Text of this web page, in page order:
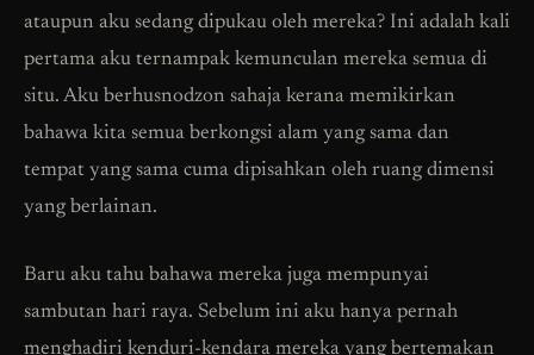
ataupun aku sedang dipukau oleh mereka? Ini adalah kali
pertama aku ternampak kemunculan mereka semua di
situ. Aku berhusnodzon sahaja kerana memikirkan
bahawa kita semua berkongsi alam yang sama dan
tempat yang sama cuma dipisahkan oleh ruang dimensi
yang berlainan.
Baru aku tahu bahawa mereka juga mempunyai
sambutan hari raya. Sebelum ini aku hanya pernah
menghadiri kenduri-kendara mereka yang bertemakan